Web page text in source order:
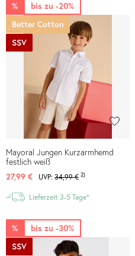
bis zu -20%
%
Better Cotton
SSV
Mayoral Jungen Kurzarmhemd
festlich weiß
27,99 €
UVP: 34,99 € 2)
Lieferzeit 3-5 Tage*
bis zu -30%
%
SSV